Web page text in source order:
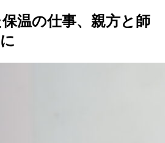
温の仕事、親方と師